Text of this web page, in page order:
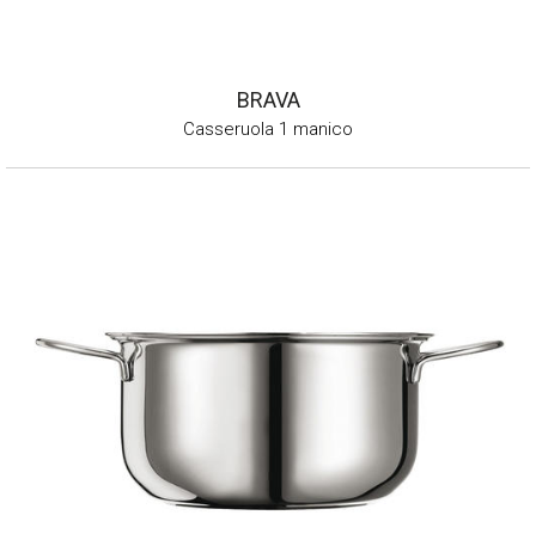
BRAVA
Casseruola 1 manico